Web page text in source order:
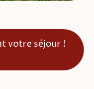
votre séjour !